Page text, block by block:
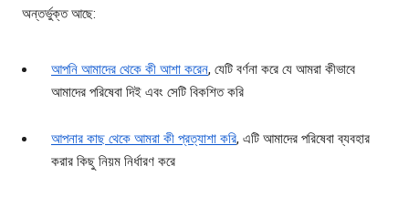
অন্তর্ভুক্ত আছে:
আপনি আমাদের থেকে কী আশা করেন, যেটি বর্ণনা করে যে আমরা কীভাবে
আমাদের পরিষেবা দিই এবং সেটি বিকশিত করি
আপনার কাছ থেকে আমরা কী প্রত্যাশা করি, এটি আমাদের পরিষেবা ব্যবহার
করার কিছু নিয়ম নির্ধারণ করে